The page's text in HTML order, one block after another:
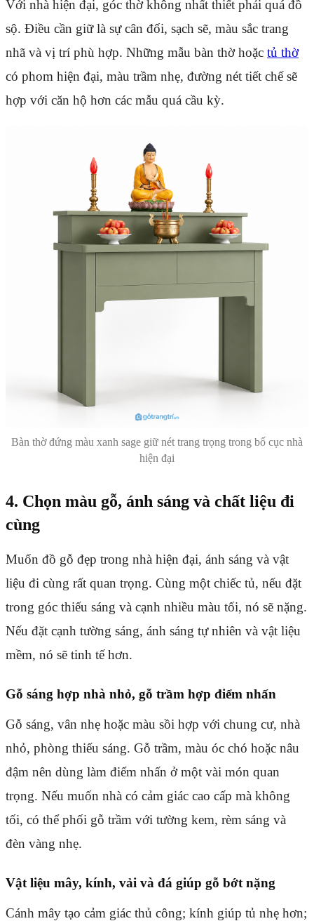
Với nhà hiện đại, góc thờ không nhất thiết phải quá đồ
sộ. Điều cần giữ là sự cân đối, sạch sẽ, màu sắc trang
nhã và vị trí phù hợp. Những mẫu bàn thờ hoặc tủ thờ
có phom hiện đại, màu trầm nhẹ, đường nét tiết chế sẽ
hợp với căn hộ hơn các mẫu quá cầu kỳ.
Bàn thờ đứng màu xanh sage giữ nét trang trọng trong bố cục nhà
hiện đại
4. Chọn màu gỗ, ánh sáng và chất liệu đi
cùng
Muốn đồ gỗ đẹp trong nhà hiện đại, ánh sáng và vật
liệu đi cùng rất quan trọng. Cùng một chiếc tủ, nếu đặt
trong góc thiếu sáng và cạnh nhiều màu tối, nó sẽ nặng.
Nếu đặt cạnh tường sáng, ánh sáng tự nhiên và vật liệu
mềm, nó sẽ tinh tế hơn.
Gỗ sáng hợp nhà nhỏ, gỗ trầm hợp điểm nhấn
Gỗ sáng, vân nhẹ hoặc màu sồi hợp với chung cư, nhà
nhỏ, phòng thiếu sáng. Gỗ trầm, màu óc chó hoặc nâu
đậm nên dùng làm điểm nhấn ở một vài món quan
trọng. Nếu muốn nhà có cảm giác cao cấp mà không
tối, có thể phối gỗ trầm với tường kem, rèm sáng và
đèn vàng nhẹ.
Vật liệu mây, kính, vải và đá giúp gỗ bớt nặng
Cánh mây tạo cảm giác thủ công; kính giúp tủ nhẹ hơn;